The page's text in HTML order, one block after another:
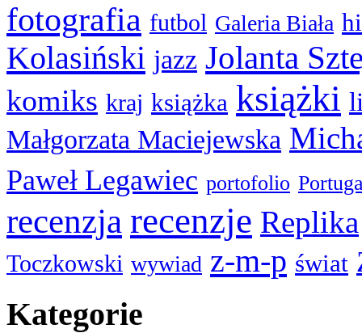
fotografia futbol Galeria Biała
Kolasiński jazz Jolanta
komiks kraj książka książki
Małgorzata Maciejewska
Paweł Legawiec portofolio
recenzja recenzje Replika
Toczkowski wywiad z-m-p świat
Kategorie